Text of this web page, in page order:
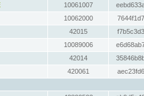
10061007
10062000
42015
10089006
42014
420061